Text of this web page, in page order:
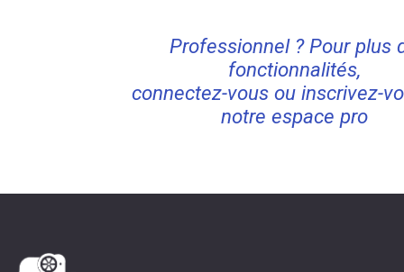
Professionnel ? Pour plus
fonctionnalités,
connectez-vous ou inscrivez-
notre espace pro